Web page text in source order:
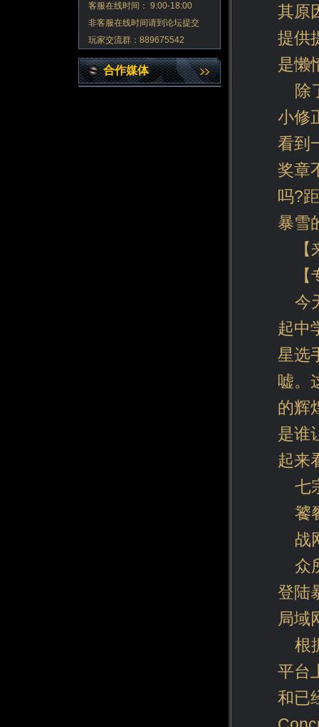
客服在线时间： 9:00-18:00
非客服在线时间请到论坛提交
玩家交流群：889675542
合作媒体
其原
提供
是懒
除
小修
看到
奖章
吗?
暴雪
今
起中
星选
嘘。
的辉
是谁
起来
七
饕
战
众
登陆
局域
根
平台
和已